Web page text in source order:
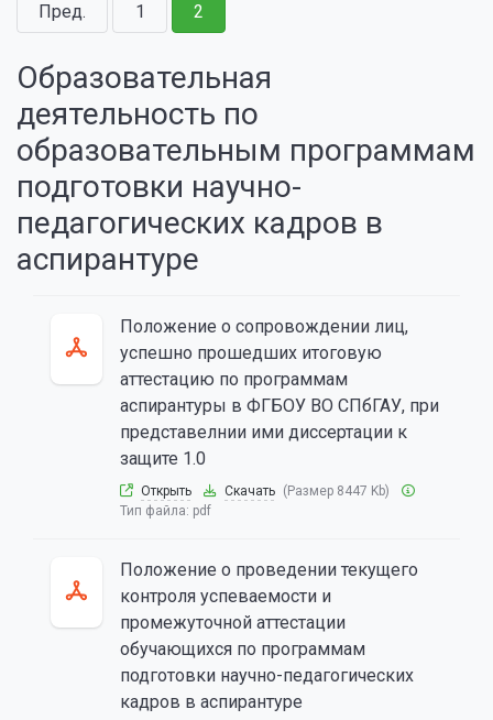
Пред. 1 2
Образовательная
деятельность по
образовательным программам
подготовки научно-
педагогических кадров в
аспирантуре
Положение о сопровождении лиц,
успешно прошедших итоговую
аттестацию по программам
аспирантуры в ФГБОУ ВО СПбГАУ, при
представелнии ими диссертации к
защите 1.0
Открыть Скачать (Размер 8447 Kb)
Тип файла: pdf
Положение о проведении текущего
контроля успеваемости и
промежуточной аттестации
обучающихся по программам
подготовки научно-педагогических
кадров в аспирантуре